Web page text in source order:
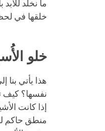
ما نخلَّد
خلقها في
خلو
هذا يأتي بنا
نفسها؟ كيف
إذا كانت
منطق حاكم